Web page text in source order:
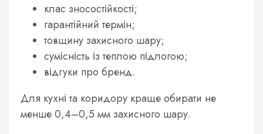
клас зносостійкості;
гарантійний термін;
товщину захисного шару;
сумісність із теплою підлогою;
відгуки про бренд.
Для кухні та коридору краще обирати не
менше 0,4–0,5 мм захисного шару.